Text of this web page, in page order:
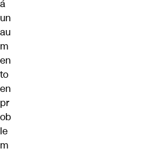
á
un
au
m
en
to
en
pr
ob
le
m